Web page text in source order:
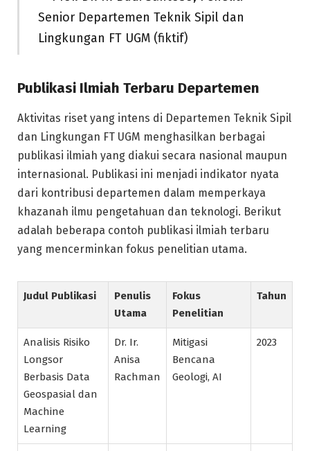
Senior Departemen Teknik Sipil dan
Lingkungan FT UGM (fiktif)
Publikasi Ilmiah Terbaru Departemen
Aktivitas riset yang intens di Departemen Teknik Sipil
dan Lingkungan FT UGM menghasilkan berbagai
publikasi ilmiah yang diakui secara nasional maupun
internasional. Publikasi ini menjadi indikator nyata
dari kontribusi departemen dalam memperkaya
khazanah ilmu pengetahuan dan teknologi. Berikut
adalah beberapa contoh publikasi ilmiah terbaru
yang mencerminkan fokus penelitian utama.
Judul Publikasi
Penulis
Utama
Fokus
Penelitian
Tahun
Analisis Risiko
Longsor
Berbasis Data
Geospasial dan
Machine
Learning
Dr. Ir.
Anisa
Rachman
Mitigasi
Bencana
Geologi, AI
2023